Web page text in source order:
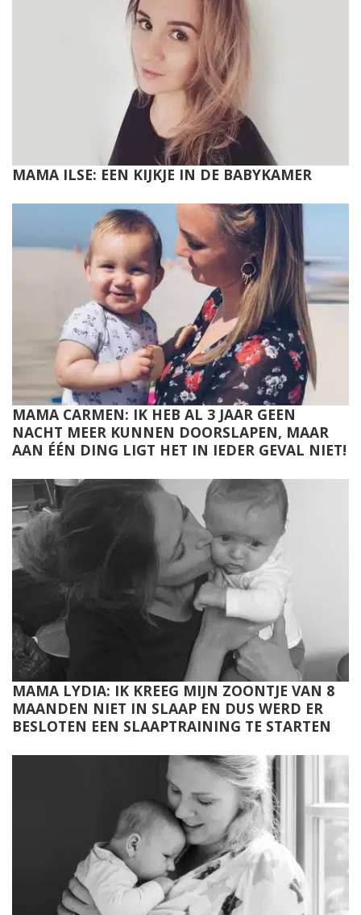
MAMA ILSE: EEN KIJKJE IN DE BABYKAMER
MAMA CARMEN: IK HEB AL 3 JAAR GEEN
NACHT MEER KUNNEN DOORSLAPEN, MAAR
AAN ÉÉN DING LIGT HET IN IEDER GEVAL NIET!
MAMA LYDIA: IK KREEG MIJN ZOONTJE VAN 8
MAANDEN NIET IN SLAAP EN DUS WERD ER
BESLOTEN EEN SLAAPTRAINING TE STARTEN